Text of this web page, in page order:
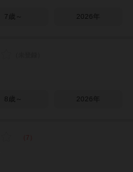
7歳～ 2026年
8歳～ 2026年